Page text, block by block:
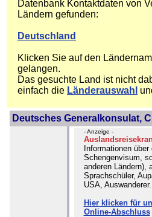
Datenbank Kontaktdaten von
Ländern gefunden:
Deutschland
Klicken Sie auf den
gelangen.
Das gesuchte Land ist nicht
einfach die Länderauswahl
Deutsches Generalkonsulat,
- Anzeige -
Informationen
Schengenvisum,
anderen Ländern),
Sprachschüler,
USA,
Hier klicken für
Online-Abschluss